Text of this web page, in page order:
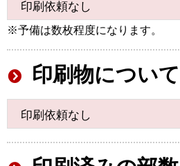
※予備は数枚程度になります。
印刷物につい